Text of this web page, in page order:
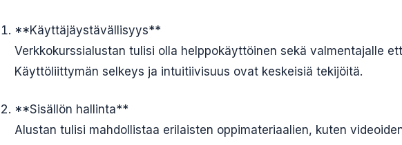
**Käyttäjäystävällisyys**
Verkkokurssialustan tulisi olla helppokäyttöinen sekä valmentajalle
Käyttöliittymän selkeys ja intuitiivisuus ovat keskeisiä tekijöitä.
**Sisällön hallinta**
Alustan tulisi mahdollistaa erilaisten oppimateriaalien, kuten